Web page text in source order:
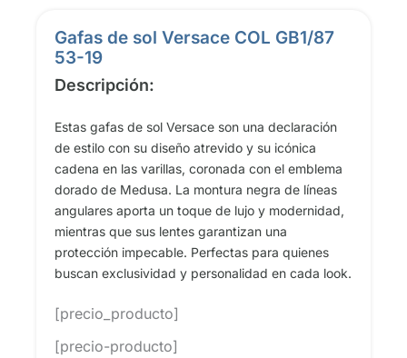
Gafas de sol Versace COL GB1/87
53-19
Descripción:
Estas gafas de sol Versace son una declaración
de estilo con su diseño atrevido y su icónica
cadena en las varillas, coronada con el emblema
dorado de Medusa. La montura negra de líneas
angulares aporta un toque de lujo y modernidad,
mientras que sus lentes garantizan una
protección impecable. Perfectas para quienes
buscan exclusividad y personalidad en cada look.
[precio_producto]
[precio-producto]